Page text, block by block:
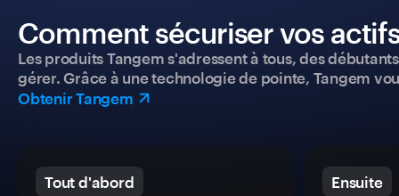
Comment sécuriser vos
Les produits Tangem s'adressent à tous, des
gérer. Grâce à une technologie de pointe, Tangem
Obtenir Tangem
Tout d'abord Ensuite